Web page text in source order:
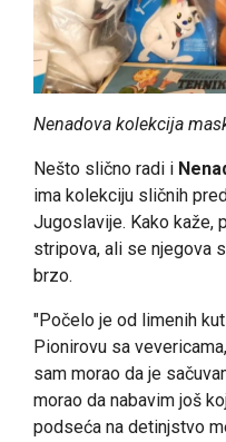
Nenadova kolekcija
Nešto slično radi i
ima kolekciju sličnih
Jugoslavije. Kako kaže,
stripova, ali se njegova
brzo.
"Počelo je od limenih
Pionirovu sa
sam morao da je
morao da nabavim još
podseća na detinjstvo